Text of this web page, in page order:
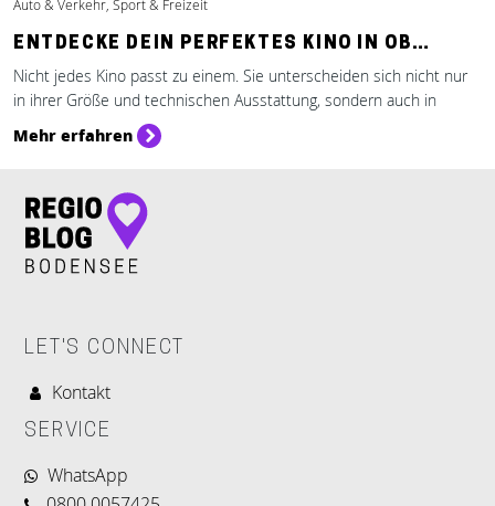
Auto & Verkehr, Sport & Freizeit
ENTDECKE DEIN PERFEKTES KINO IN OB…
Nicht jedes Kino passt zu einem. Sie unterscheiden sich nicht nur
in ihrer Größe und technischen Ausstattung, sondern auch in
Mehr erfahren
LET'S CONNECT
Kontakt
SERVICE
WhatsApp